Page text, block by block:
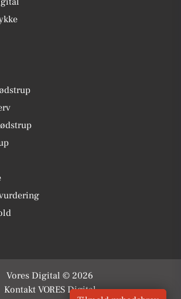
Vores Digital © 2026
Kontakt VORES Digital